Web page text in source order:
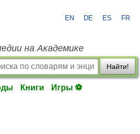
EN DE ES FR
на Академике
Найти!
Книги Игры ⚽